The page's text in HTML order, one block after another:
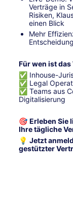
Verträge in
Risiken,
einen Blick
Mehr
Für wen ist
✅ Inhouse-
✅ Legal
✅ Teams aus
Digitalisierung
🎯 Erleben Sie
Ihre tägliche
💡 Jetzt
gestützter